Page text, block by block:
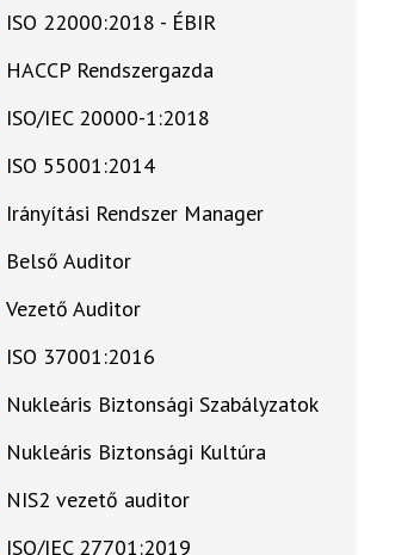
ISO 22000:2018 - ÉBIR
HACCP Rendszergazda
ISO/IEC 20000-1:2018
ISO 55001:2014
Irányítási Rendszer Manager
Belső Auditor
Vezető Auditor
ISO 37001:2016
Nukleáris Biztonsági Szabályzatok
Nukleáris Biztonsági Kultúra
NIS2 vezető auditor
ISO/IEC 27701:2019